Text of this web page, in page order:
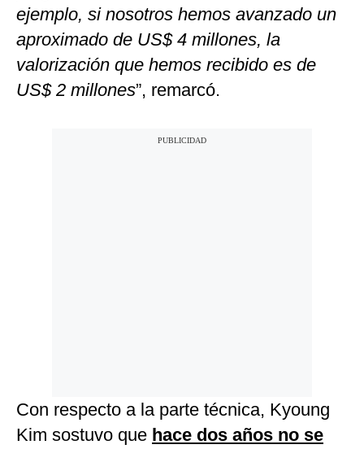
ejemplo, si nosotros hemos avanzado un
aproximado de US$ 4 millones, la
valorización que hemos recibido es de
US$ 2 millones”, remarcó.
Con respecto a la parte técnica, Kyoung
Kim sostuvo que hace dos años no se